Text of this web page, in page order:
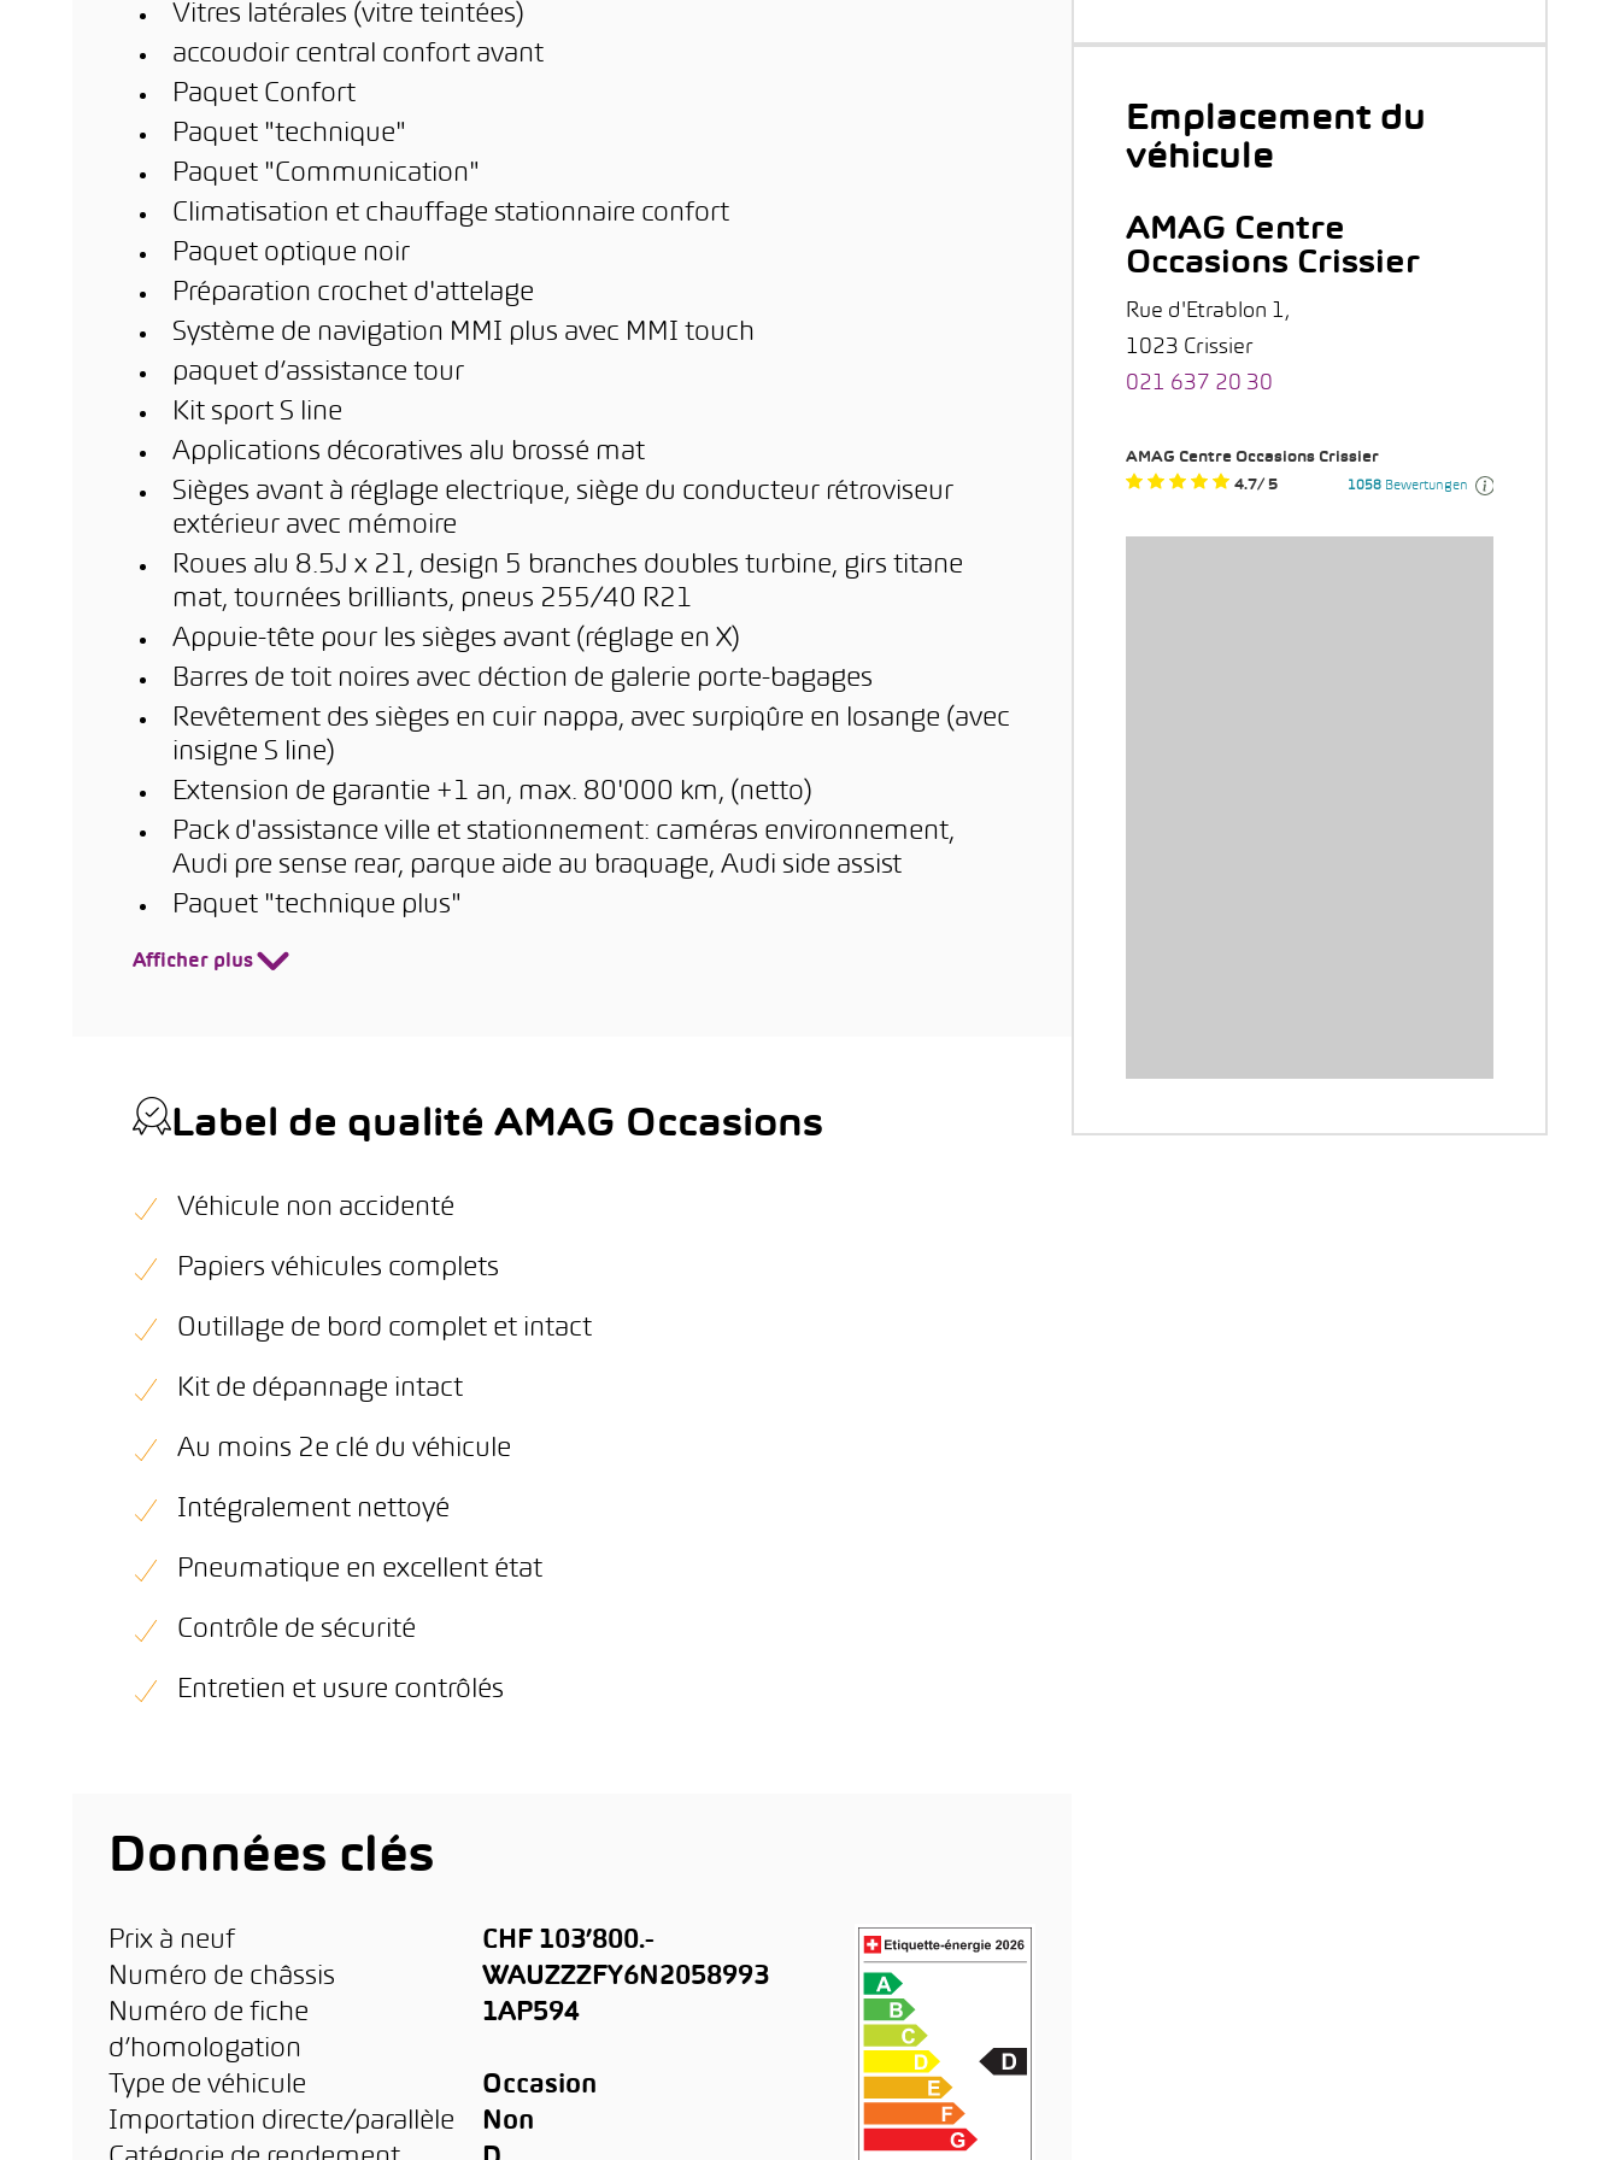
Vitres latérales (vitre teintées)
accoudoir central confort avant
Paquet Confort
Paquet "technique"
Paquet "Communication"
Climatisation et chauffage stationnaire confort
Paquet optique noir
Préparation crochet d'attelage
Système de navigation MMI plus avec MMI touch
paquet d’assistance tour
Kit sport S line
Applications décoratives alu brossé mat
Sièges avant à réglage electrique, siège du conducteur rétroviseur
extérieur avec mémoire
Roues alu 8.5J x 21, design 5 branches doubles turbine, girs titane
mat, tournées brilliants, pneus 255/40 R21
Appuie-tête pour les sièges avant (réglage en X)
Barres de toit noires avec déction de galerie porte-bagages
Revêtement des sièges en cuir nappa, avec surpiqûre en losange (avec
insigne S line)
Extension de garantie +1 an, max. 80'000 km, (netto)
Pack d'assistance ville et stationnement: caméras environnement,
Audi pre sense rear, parque aide au braquage, Audi side assist
Paquet "technique plus"
Afficher plus
Label de qualité AMAG Occasions
Véhicule non accidenté
Papiers véhicules complets
Outillage de bord complet et intact
Kit de dépannage intact
Au moins 2e clé du véhicule
Intégralement nettoyé
Pneumatique en excellent état
Contrôle de sécurité
Entretien et usure contrôlés
Données clés
Prix à neuf
CHF 103’800.-
Numéro de châssis
WAUZZZFY6N2058993
Numéro de fiche
d’homologation
1AP594
Type de véhicule
Occasion
Importation directe/parallèle
Non
Emplacement du
véhicule
AMAG Centre
Occasions Crissier
Rue d'Etrablon 1,
1023 Crissier
021 637 20 30